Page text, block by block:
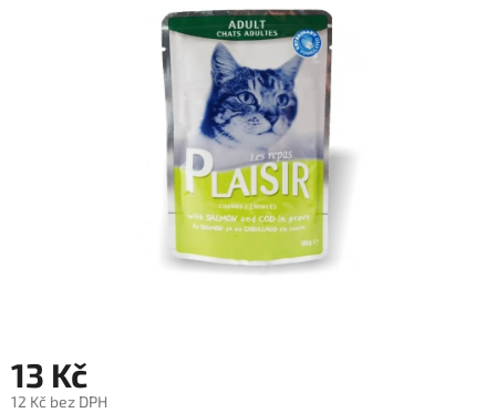
13 Kč
12 Kč bez DPH